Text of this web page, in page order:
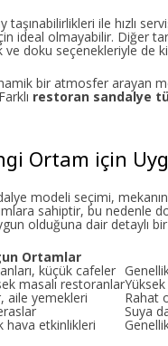
taşınabilirlikleri ile hızlı
ideal olmayabilir. Diğer
doku seçenekleriyle de
bir atmosfer arayan
restoran sandalye
Ortam için
modeli seçimi,
sahiptir, bu nedenle
olduğuna dair detaylı
Ortamlar
küçük cafeler
masalı restoranlar
aile yemekleri Rahat
Suya
hava etkinlikleri